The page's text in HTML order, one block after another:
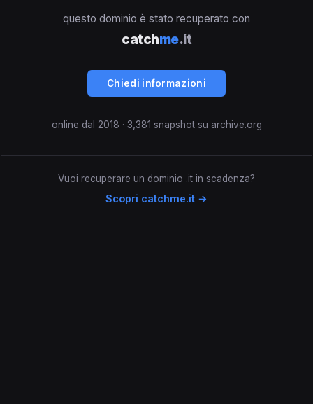
questo dominio è stato recuperato con
catchme.it
Chiedi informazioni
online dal 2018 · 3,381 snapshot su archive.org
Vuoi recuperare un dominio .it in scadenza?
Scopri catchme.it →